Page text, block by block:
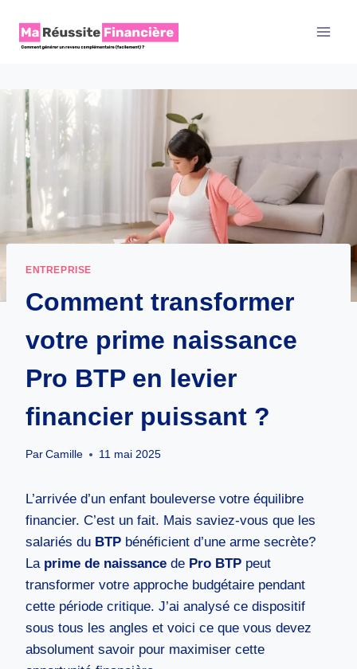
contenu
ENTREPRISE
Comment transformer
votre prime naissance
Pro BTP en levier
financier puissant ?
Par Camille 11 mai 2025
L’arrivée d’un enfant bouleverse votre équilibre
financier. C’est un fait. Mais saviez-vous que les
salariés du BTP bénéficient d’une arme secrète?
La prime de naissance de Pro BTP peut
transformer votre approche budgétaire pendant
cette période critique. J’ai analysé ce dispositif
sous tous les angles et voici ce que vous devez
absolument savoir pour maximiser cette